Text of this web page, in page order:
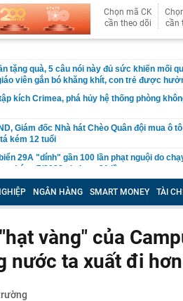
Chọn mã CK
cần theo dõi
cần
tặng quà, 5 câu nói này đủ sức khiến mối
viên gắn bó khăng khít, con trẻ được
kích Crimea, phá hủy hệ thống phòng
Giám đốc Nhà hát Chèo Quân đội mua ô
kém 12 tuổi
29A "dính" gần 100 lần phạt nguội do
tháng 7/2026 vi phạm 21 lần
Trump bực bội vì lộ tin về kho đạn dược Mỹ
Tây: Không khí tập thể dục sáng ở Việt Nam
sắp đón đợt nắng nóng mới, chấm dứt mưa
ngon mà nấu dễ từ "vua của các loại rau",
Phụ nữ ăn đều sẽ tốt cho dạ dày và sống thọ
cứ hô tên là cả nước mong có bàn thắng
NGÂN HÀNG SMART MONEY TÀI
vàng" của
nước ta xuất đi